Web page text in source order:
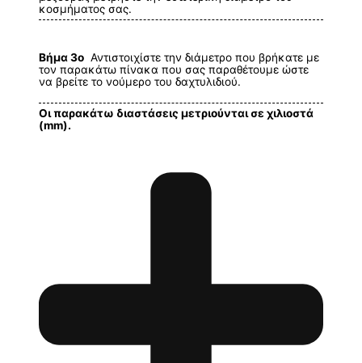
κοσμήματος σας.
Βήμα 3ο Αντιστοιχίστε την διάμετρο που βρήκατε με
τον παρακάτω πίνακα που σας παραθέτουμε ώστε
να βρείτε το νούμερο του δαχτυλιδιού.
Οι παρακάτω διαστάσεις μετριούνται σε χιλιοστά
(mm).